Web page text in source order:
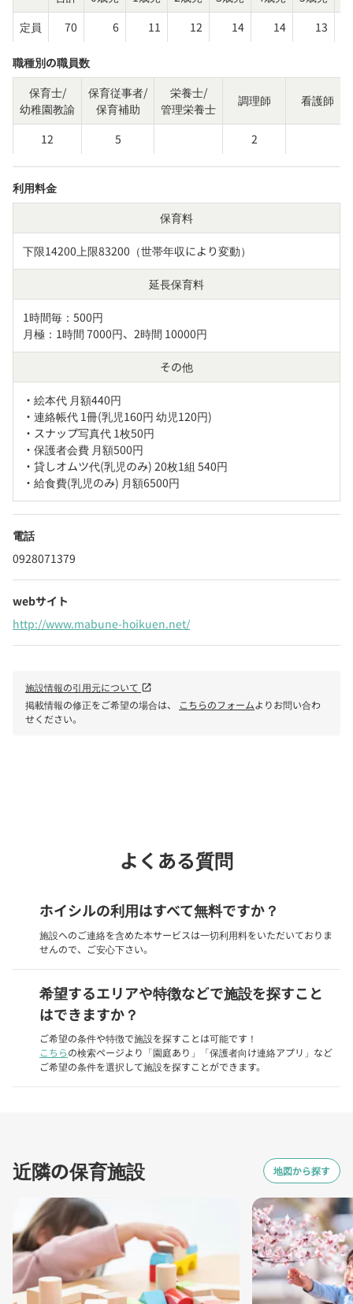
定員
70 6 11 12 14 14 13
職種別の職員数
保育士/
幼稚園教諭
保育従事者/
保育補助
栄養士/
管理栄養士
調理師 看護師
12 5 2
利用料金
保育料
下限14200上限83200（世帯年収により変動）
延長保育料
1時間毎：500円
月極：1時間 7000円、2時間 10000円
その他
・絵本代 月額440円
・連絡帳代 1冊(乳児160円 幼児120円)
・スナップ写真代 1枚50円
・保護者会費 月額500円
・貸しオムツ代(乳児のみ) 20枚1組 540円
・給食費(乳児のみ) 月額6500円
電話
0928071379
webサイト
http://www.mabune-hoikuen.net/
施設情報の引用元について open_in_new
掲載情報の修正をご希望の場合は、 こちらのフォームよりお問い合わ
せください。
よくある質問
ホイシルの利用はすべて無料ですか？
施設へのご連絡を含めた本サービスは一切利用料をいただいておりま
せんので、ご安心下さい。
希望するエリアや特徴などで施設を探すこと
はできますか？
ご希望の条件や特徴で施設を探すことは可能です！
こちらの検索ページより「園庭あり」「保護者向け連絡アプリ」など
ご希望の条件を選択して施設を探すことができます。
近隣の保育施設 地図から探す